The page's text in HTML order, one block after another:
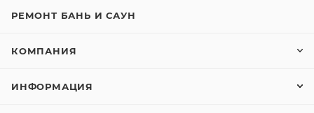
РЕМОНТ БАНЬ И САУН
КОМПАНИЯ
ИНФОРМАЦИЯ